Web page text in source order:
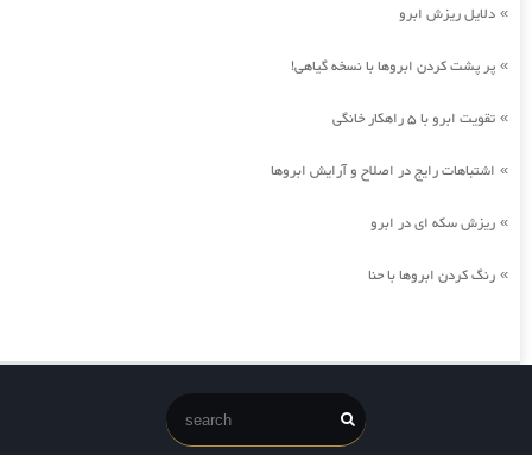
» دلایل ریزش ابرو
» پر پشت کردن ابروها با نسخه گیاهی!
» تقویت ابرو با 5 راهکار خانگی
» اشتباهات رایج در اصلاح و آرایش ابروها
» ریزش سکه ای در ابرو
» رنگ کردن ابروها با حنا